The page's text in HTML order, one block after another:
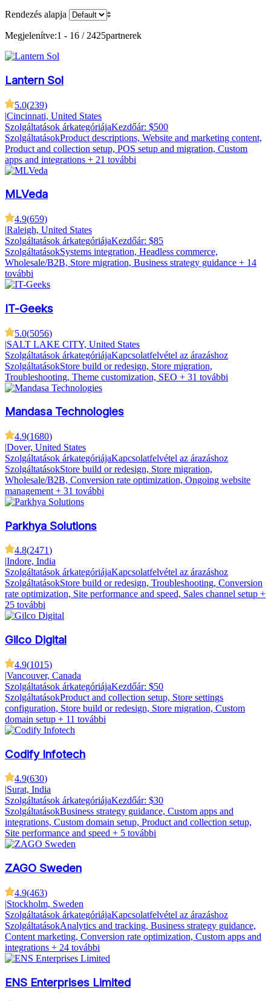
Rendezés alapja
Megjelenítve:1 - 16 / 2425partnerek
Lantern Sol
5.0(239)
|Cincinnati, United States
Szolgáltatások árkategóriájaKezdőár: $500
SzolgáltatásokProduct descriptions, Website and marketing content,
Product and collection setup, POS setup and migration, Custom
apps and integrations + 21 további
MLVeda
4.9(659)
|Raleigh, United States
Szolgáltatások árkategóriájaKezdőár: $85
SzolgáltatásokSystems integration, Headless commerce,
Wholesale/B2B, Store migration, Business strategy guidance + 14
további
IT-Geeks
5.0(5056)
|SALT LAKE CITY, United States
Szolgáltatások árkategóriájaKapcsolatfelvétel az árazáshoz
SzolgáltatásokStore build or redesign, Store migration,
Troubleshooting, Theme customization, SEO + 31 további
Mandasa Technologies
4.9(1680)
|Dover, United States
Szolgáltatások árkategóriájaKapcsolatfelvétel az árazáshoz
SzolgáltatásokStore build or redesign, Store migration,
Wholesale/B2B, Conversion rate optimization, Ongoing website
management + 31 további
Parkhya Solutions
4.8(2471)
Indore, India
Szolgáltatások árkategóriájaKapcsolatfelvétel az árazáshoz
SzolgáltatásokStore build or redesign, Troubleshooting, Conversion
rate optimization, Site performance and speed, Sales channel setup +
25 további
Gilco Digital
4.9(1015)
|Vancouver, Canada
Szolgáltatások árkategóriájaKezdőár: $50
SzolgáltatásokProduct and collection setup, Store settings
configuration, Store build or redesign, Store migration, Custom
domain setup + 11 további
Codify Infotech
4.9(630)
|Surat, India
Szolgáltatások árkategóriájaKezdőár: $30
SzolgáltatásokBusiness strategy guidance, Custom apps and
integrations, Custom domain setup, Product and collection setup,
Site performance and speed + 5 további
ZAGO Sweden
4.9(463)
|Stockholm, Sweden
Szolgáltatások árkategóriájaKapcsolatfelvétel az árazáshoz
SzolgáltatásokAnalytics and tracking, Business strategy guidance,
Content marketing, Conversion rate optimization, Custom apps and
integrations + 24 további
ENS Enterprises Limited